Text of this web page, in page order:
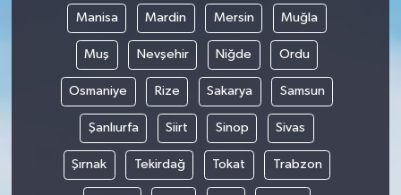
Manisa Mardin Mersin Muğla
Muş Nevşehir Niğde Ordu
Osmaniye Rize Sakarya Samsun
Şanlıurfa Siirt Sinop Sivas
Şırnak Tekirdağ Tokat Trabzon